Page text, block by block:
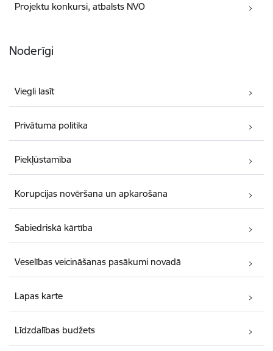
Projektu konkursi, atbalsts NVO
Noderīgi
Viegli lasīt
Privātuma politika
Piekļūstamība
Korupcijas novēršana un apkarošana
Sabiedriskā kārtība
Veselības veicināšanas pasākumi novadā
Lapas karte
Līdzdalības budžets